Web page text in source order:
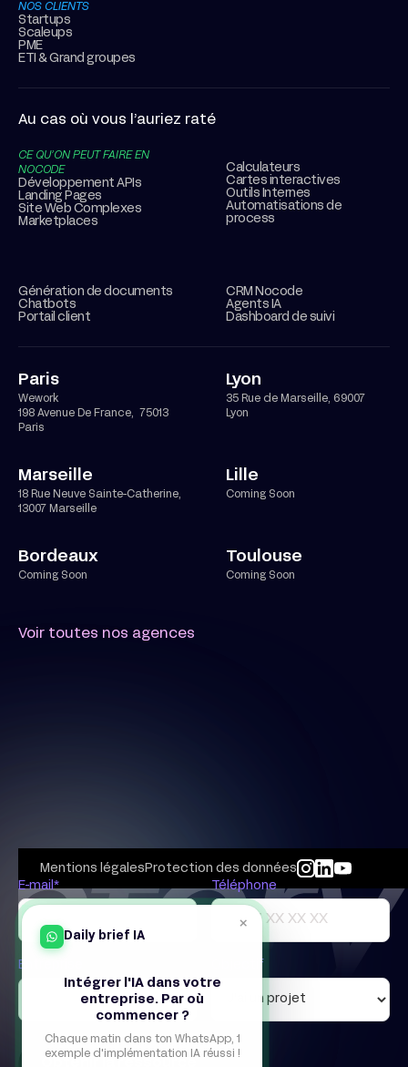
NOS CLIENTS
Startups
Scaleups
PME
ETI & Grand groupes
Au cas où vous l’auriez raté
CE QU’ON PEUT FAIRE EN
NOCODE
Développement APIs
Landing Pages
Site Web Complexes
Marketplaces
Calculateurs
Cartes interactives
Outils Internes
Automatisations de
process
Génération de documents
Chatbots
Portail client
CRM Nocode
Agents IA
Dashboard de suivi
Paris
Wework
198 Avenue De France, 75013
Paris
Lyon
35 Rue de Marseille, 69007
Lyon
Marseille
18 Rue Neuve Sainte-Catherine,
13007 Marseille
Lille
Coming Soon
Bordeaux
Coming Soon
Toulouse
Coming Soon
Voir toutes nos agences
Mentions légales Protection des données
E-mail*
Téléphone
Entreprise Objectif
×
Daily brief IA
Intégrer l'IA dans votre
entreprise. Par où
commencer ?
Chaque matin dans ton WhatsApp, 1
exemple d'implémentation IA réussi !